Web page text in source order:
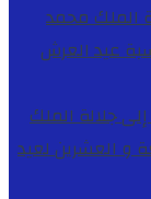
الملك محمد
عيد العرش
جلالة الملك
و العشرين لعيد